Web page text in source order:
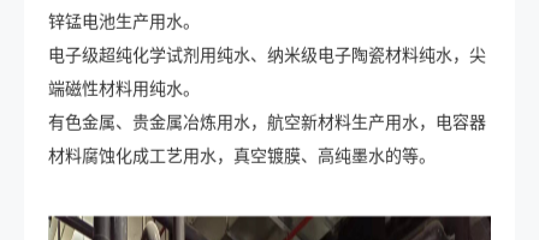
锌锰电池生产用水。
电子级超纯化学试剂用纯水、纳米级电子陶瓷材料纯水，尖
端磁性材料用纯水。
有色金属、贵金属冶炼用水，航空新材料生产用水，电容器
材料腐蚀化成工艺用水，真空镀膜、高纯墨水的等。